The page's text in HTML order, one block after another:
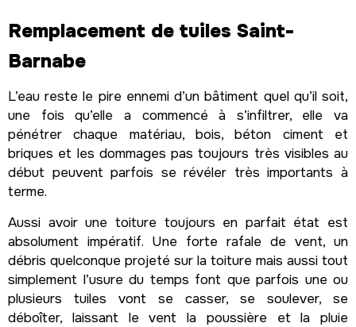
Remplacement de tuiles Saint-
Barnabe
L’eau reste le pire ennemi d’un bâtiment quel qu’il soit,
une fois qu’elle a commencé à s’infiltrer, elle va
pénétrer chaque matériau, bois, béton ciment et
briques et les dommages pas toujours très visibles au
début peuvent parfois se révéler très importants à
terme.
Aussi avoir une toiture toujours en parfait état est
absolument impératif. Une forte rafale de vent, un
débris quelconque projeté sur la toiture mais aussi tout
simplement l’usure du temps font que parfois une ou
plusieurs tuiles vont se casser, se soulever, se
déboîter, laissant le vent la poussière et la pluie